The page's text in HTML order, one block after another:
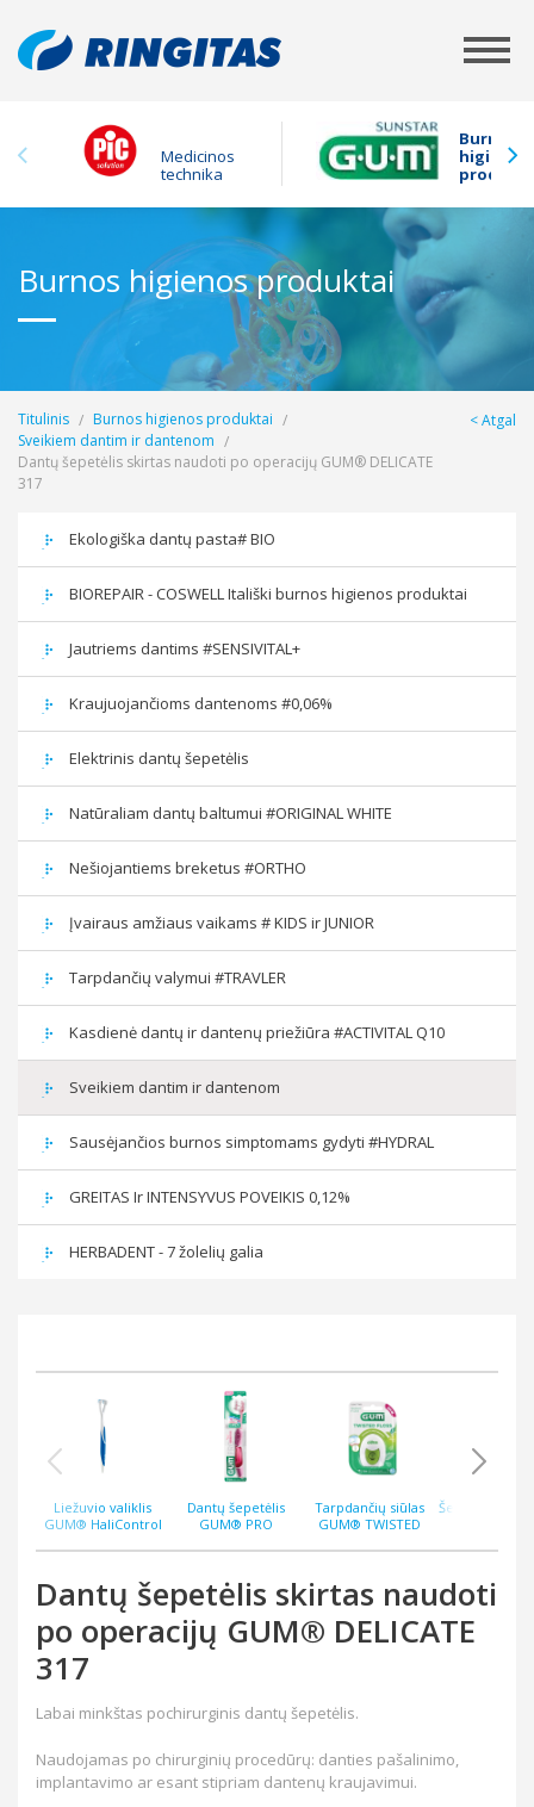
Medicinos
technika
Burnos
higienos
Burnos higienos produktai
Atgal
Titulinis
Burnos higienos produktai
Sveikiem dantim ir dantenom
Dantų šepetėlis skirtas naudoti po operacijų GUM® DELICATE
317
Ekologiška dantų pasta# BIO
BIOREPAIR - COSWELL Itališki burnos higienos produktai
Jautriems dantims #SENSIVITAL+
Kraujuojančioms dantenoms #0,06%
Elektrinis dantų šepetėlis
Natūraliam dantų baltumui #ORIGINAL WHITE
Nešiojantiems breketus #ORTHO
Įvairaus amžiaus vaikams # KIDS ir JUNIOR
Tarpdančių valymui #TRAVLER
Kasdienė dantų ir dantenų priežiūra #ACTIVITAL Q10
Sveikiem dantim ir dantenom
Sausėjančios burnos simptomams gydyti #HYDRAL
GREITAS Ir INTENSYVUS POVEIKIS 0,12%
HERBADENT - 7 žolelių galia
Liežuvio valiklis
GUM® HaliControl
Dantų šepetėlis
GUM® PRO
510
Tarpdančių siūlas
GUM® TWISTED
vaškuotas
Šepetėlis
Dantų šepetėlis skirtas naudoti
po operacijų GUM® DELICATE
317
Labai minkštas pochirurginis dantų šepetėlis.
Naudojamas po chirurginių procedūrų: danties pašalinimo,
implantavimo ar esant stipriam dantenų kraujavimui.